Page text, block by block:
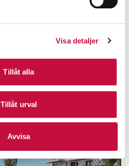
Visa detaljer
Tillåt alla
Tillåt urval
Avvisa